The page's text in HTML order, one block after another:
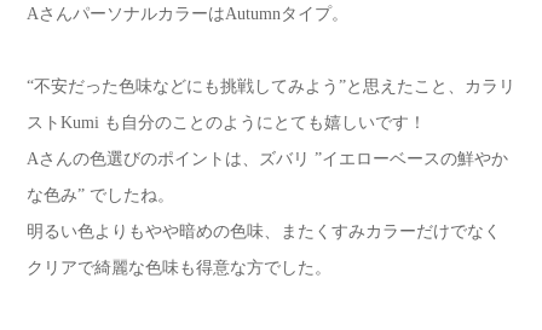
AさんパーソナルカラーはAutumnタイプ。
“不安だった色味などにも挑戦してみよう”と思えたこと、カラリ
ストKumi も自分のことのようにとても嬉しいです！
Aさんの色選びのポイントは、ズバリ ”イエローベースの鮮やか
な色み” でしたね。
明るい色よりもやや暗めの色味、またくすみカラーだけでなく
クリアで綺麗な色味も得意な方でした。